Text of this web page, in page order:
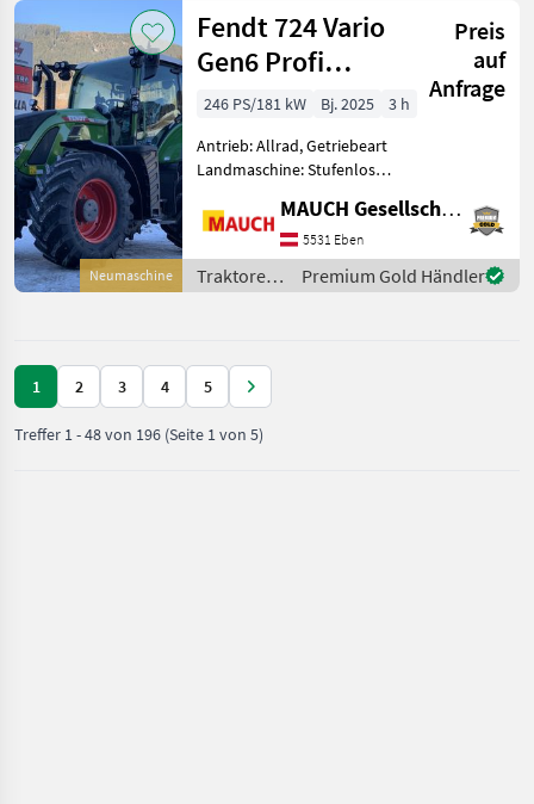
Ladeluftkühlung,
Höchstgeschwindigkeit
Fendt
Neumaschine
Fendt 724 Vario
Gen6 Profi
Setting 2
Preis
auf
Anfrage
246 PS/181 kW Bj. 2025
3 h
Antrieb: Allrad, Getriebeart
Landmaschine: Stufenloses
Zapfwellendrehzahl:
540/540E/1000/1000E,
Höchstgeschwindigkeit in
km/h: 50 km/h, Aufla
MAUCH Gesellschaft m.b.H. & Co.KG, Eben
5531 Eben
Traktoren
/ Fendt
Premium Gold Händler
1 2 3 4 5
Treffer 1-48von 196 (Seite 1 von 5)